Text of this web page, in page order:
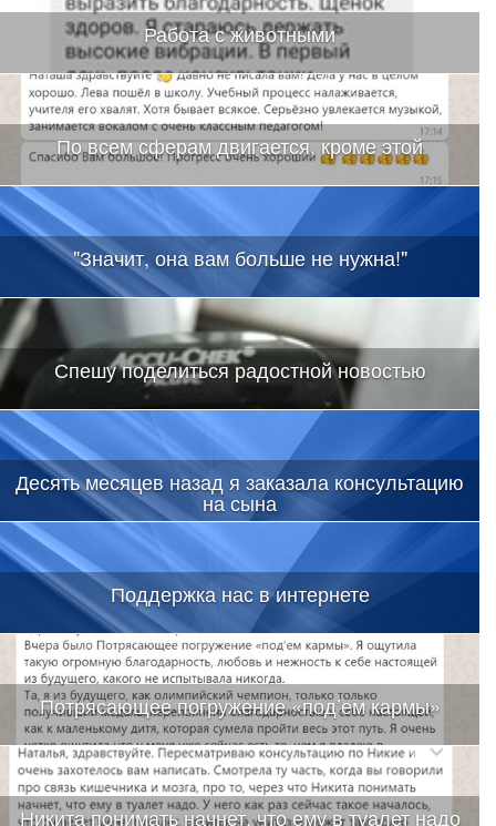
Работа с животными
По всем сферам двигается, кроме этой
"Значит, она вам больше не нужна!"
Спешу поделиться радостной новостью
Десять месяцев назад я заказала консультацию
на сына
Поддержка нас в интернете
Потрясающее погружение «под’ем кармы»
Никита понимать начнет, что ему в туалет надо